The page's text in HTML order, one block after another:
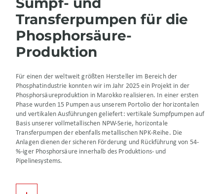
Transferpumpen für die
Phosphorsäure-
Produktion
Für einen der weltweit größten Hersteller im Bereich der
Phosphatindustrie konnten wir im Jahr 2025 ein Projekt in der
Phosphorsäureproduktion in Marokko realisieren. In einer ersten
Phase wurden 15 Pumpen aus unserem Portolio der horizontalen
und vertikalen Ausführungen geliefert: vertikale Sumpfpumpen auf
Basis unserer vollmetallischen NPW-Serie, horizontale
Transferpumpen der ebenfalls metallischen NPK-Reihe. Die
Anlagen dienen der sicheren Förderung und Rückführung von 54-
%-iger Phosphorsäure innerhalb des Produktions- und
Pipelinesystems.